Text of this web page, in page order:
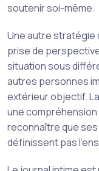
soutenir soi-même.
Une autre stratégie
prise de
situation sous
autres personnes
extérieur objectif.
une
reconnaître que
définissent pas